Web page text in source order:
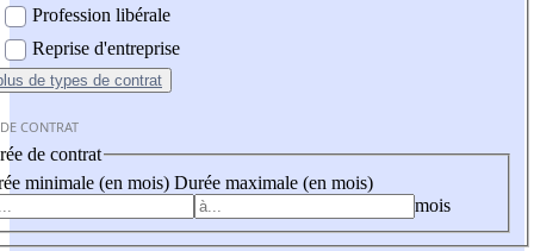
Profession libérale
Reprise d'entreprise
de types de contrat
CONTRAT
de contrat
minimale (en mois) Durée maximale (en mois)
mois